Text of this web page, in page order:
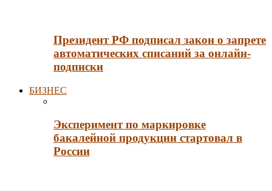
Президент РФ подписал закон о запрете
автоматических списаний за онлайн-
подписки
БИЗНЕС
Эксперимент по маркировке
бакалейной продукции стартовал в
России